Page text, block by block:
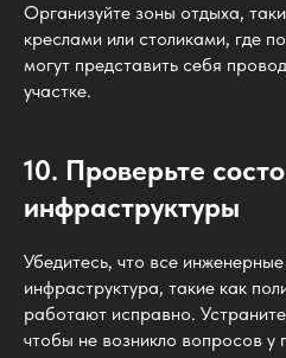
Организуйте зоны отдыха,
креслами или столиками, где
могут представить себя
участке.
10. Проверьте
инфраструктуры
Убедитесь, что все
инфраструктура, такие как
работают исправно.
чтобы не возникло вопросов у